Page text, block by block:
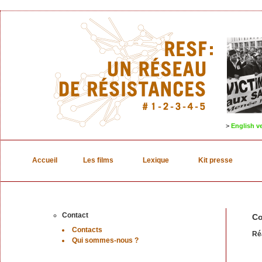
> English
Accueil Les films Lexique Kit presse
Contact
Contacts
Qui sommes-nous ?